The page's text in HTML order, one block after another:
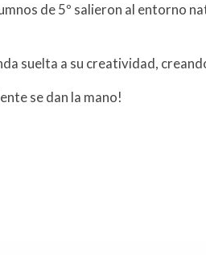
de 5º salieron al entorno
suelta a su creatividad,
se dan la mano!